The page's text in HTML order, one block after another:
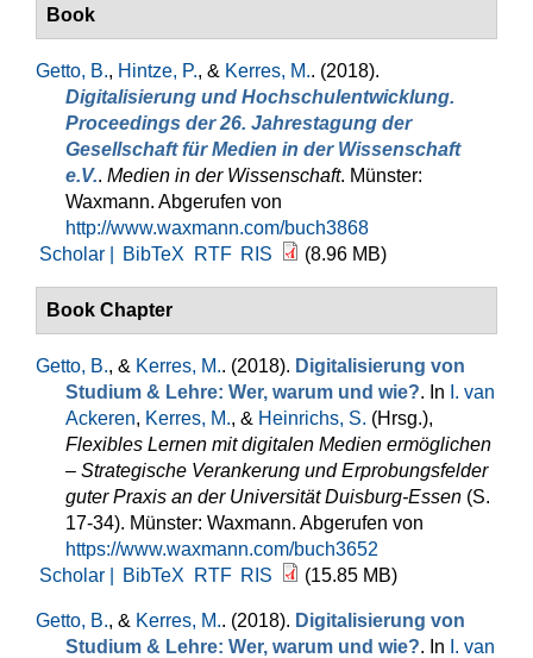
Book
Getto, B., Hintze, P., & Kerres, M.. (2018).
Digitalisierung und Hochschulentwicklung.
Proceedings der 26. Jahrestagung der
Gesellschaft für Medien in der Wissenschaft
e.V.. Medien in der Wissenschaft. Münster:
Waxmann. Abgerufen von
http://www.waxmann.com/buch3868
Scholar |
BibTeX RTF RIS (8.96 MB)
Book Chapter
Getto, B., & Kerres, M.. (2018). Digitalisierung von
Studium & Lehre: Wer, warum und wie?. In I. van
Ackeren, Kerres, M., & Heinrichs, S. (Hrsg.),
Flexibles Lernen mit digitalen Medien ermöglichen
– Strategische Verankerung und Erprobungsfelder
guter Praxis an der Universität Duisburg-Essen (S.
17-34). Münster: Waxmann. Abgerufen von
https://www.waxmann.com/buch3652
Scholar |
BibTeX RTF RIS (15.85 MB)
Getto, B., & Kerres, M.. (2018). Digitalisierung von
Studium & Lehre: Wer, warum und wie?. In I. van